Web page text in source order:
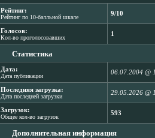
Рейтинг:
Рейтинг по 10-балльной шкале
9/10
Голосов:
Кол-во проголосовавших
1
Статистика
Дата:
Дата публикации
06.07.2004 @
Последняя загрузка:
Дата последней загрузки
29.05.2026 @
Загрузок:
Общее кол-во загрузок
593
Дополнительная информация